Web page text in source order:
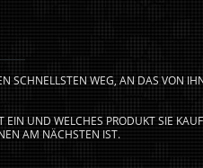
SCHNELLSTEN WEG, AN DAS VON
EIN UND WELCHES PRODUKT SIE
AM NÄCHSTEN IST.